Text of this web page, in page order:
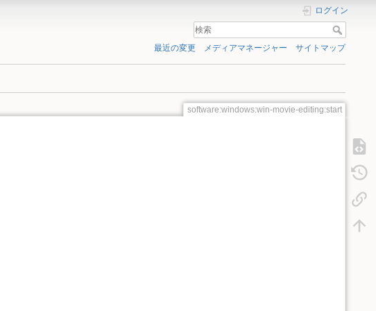
ログイン
最近の変更 メディアマネージャー サイトマップ
software:windows:win-movie-editing:start